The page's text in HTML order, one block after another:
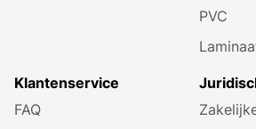
PVC
Klantenservice
FAQ